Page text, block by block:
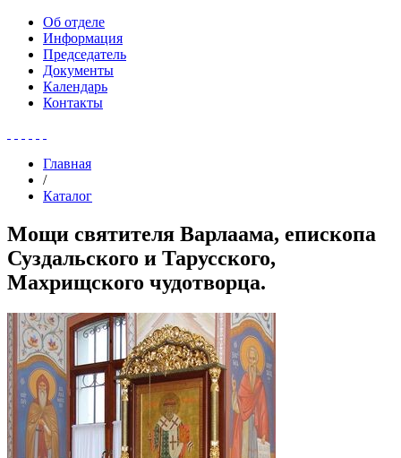
Об отделе
Информация
Председатель
Документы
Календарь
Контакты
Главная
/
Каталог
Мощи святителя Варлаама, епископа
Суздальского и Тарусского,
Махрищского чудотворца.